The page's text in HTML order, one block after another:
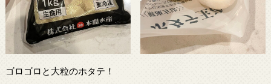
ゴロゴロと大粒のホタテ！